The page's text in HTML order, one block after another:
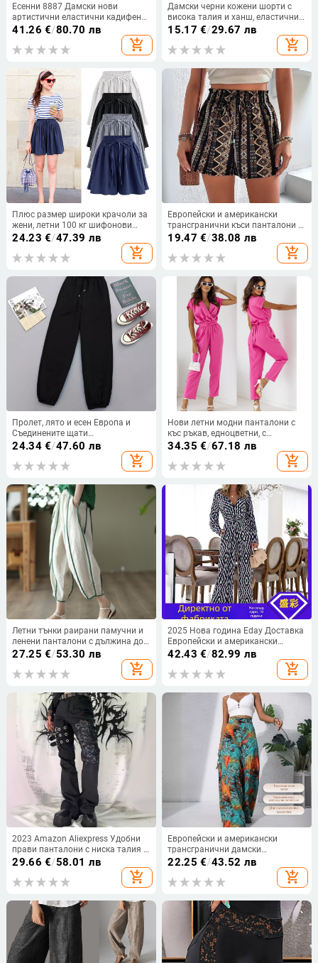
Есенни 8887 Дамски нови
артистични еластични кадифени
дамски панталони с еластична
талия, голям размер, ежедневни
панталони за жени
41.26 €/80.70 лв
add_shopping_cart
Дамски черни кожени шорти с
висока талия и ханш, еластични,
с прилепнали крака и ултра къси
15.17 €/29.67 лв
add_shopping_cart
Плюс размер широки крачоли за
жени, летни 100 кг шифонови
панталони, пола, дебели мм,
универсални, корейски стил,
24.23 €/47.39 лв
add_shopping_cart
Европейски и американски
трансгранични къси панталони с
етнически принт на ластична
талия, независима станция на
Amazon, пролетни и летни
шорти
19.47 €/38.08 лв
add_shopping_cart
Пролет, лято и есен Европа и
Съединените щати
трансгранична външна търговия
едноцветни широки спортни
клинове за жени -5012 тънки
24.34€/47.60 лв
add_shopping_cart
Нови летни модни панталони с
къс ръкав, едноцветни, с
прилепнала кройка за 2024 г.
34.35 €/67.18 лв
add_shopping_cart
Летни тънки раирани памучни и
ленени панталони с дължина до
глезена, големи размери, широки,
ежедневни панталони за
жени
27.25 €/53.30 лв
add_shopping_cart
2025 Нова година Eday Доставка
Европейски и американски
модерен леопардов принт с V-
образно деколте, секси удебелен
гащеризон за жени L5047
42.43 €/82.99 лв
add_shopping_cart
2023 Amazon Aliexpress Удобни
прави панталони с ниска талия и
щампа, отслабващи,
еластични, за работа
29.66 €/58.01 лв
add_shopping_cart
Европейски и американски
трансгранични дамски
шифонови ежедневни панталони
с щампа Amazon 2025, нови
летни панталони със средна
22.25 €/43.52 лв
add_shopping_cart